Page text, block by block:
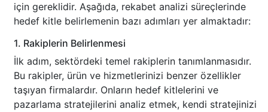
için gereklidir. Aşağıda, rekabet analizi süreçlerinde
hedef kitle belirlemenin bazı adımları yer almaktadır:
1. Rakiplerin Belirlenmesi
İlk adım, sektördeki temel rakiplerin tanımlanmasıdır.
Bu rakipler, ürün ve hizmetlerinizi benzer özellikler
taşıyan firmalardır. Onların hedef kitlelerini ve
pazarlama stratejilerini analiz etmek, kendi stratejinizi